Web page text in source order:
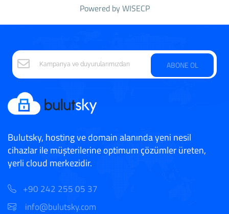
Powered byWISECP
ABONE OL
Bulutsky, hosting ve domain alanında yeni nesil
cihazlar ile müşterilerine optimum çözümler üreten,
yerli cloud merkezidir.
+90 242 255 05 37
info@bulutsky.com